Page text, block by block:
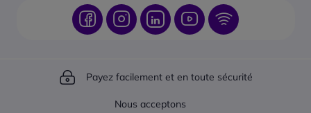
Payez facilement et en toute sécurité
Nous acceptons